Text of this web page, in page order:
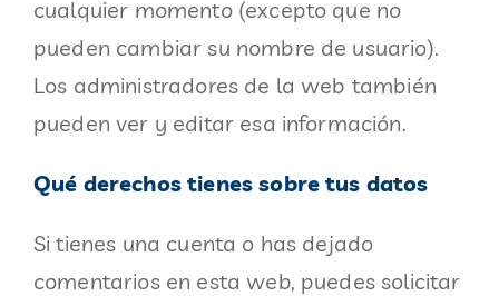
cualquier momento (excepto que no
pueden cambiar su nombre de usuario).
Los administradores de la web también
pueden ver y editar esa información.
Qué derechos tienes sobre tus datos
Si tienes una cuenta o has dejado
comentarios en esta web, puedes solicitar